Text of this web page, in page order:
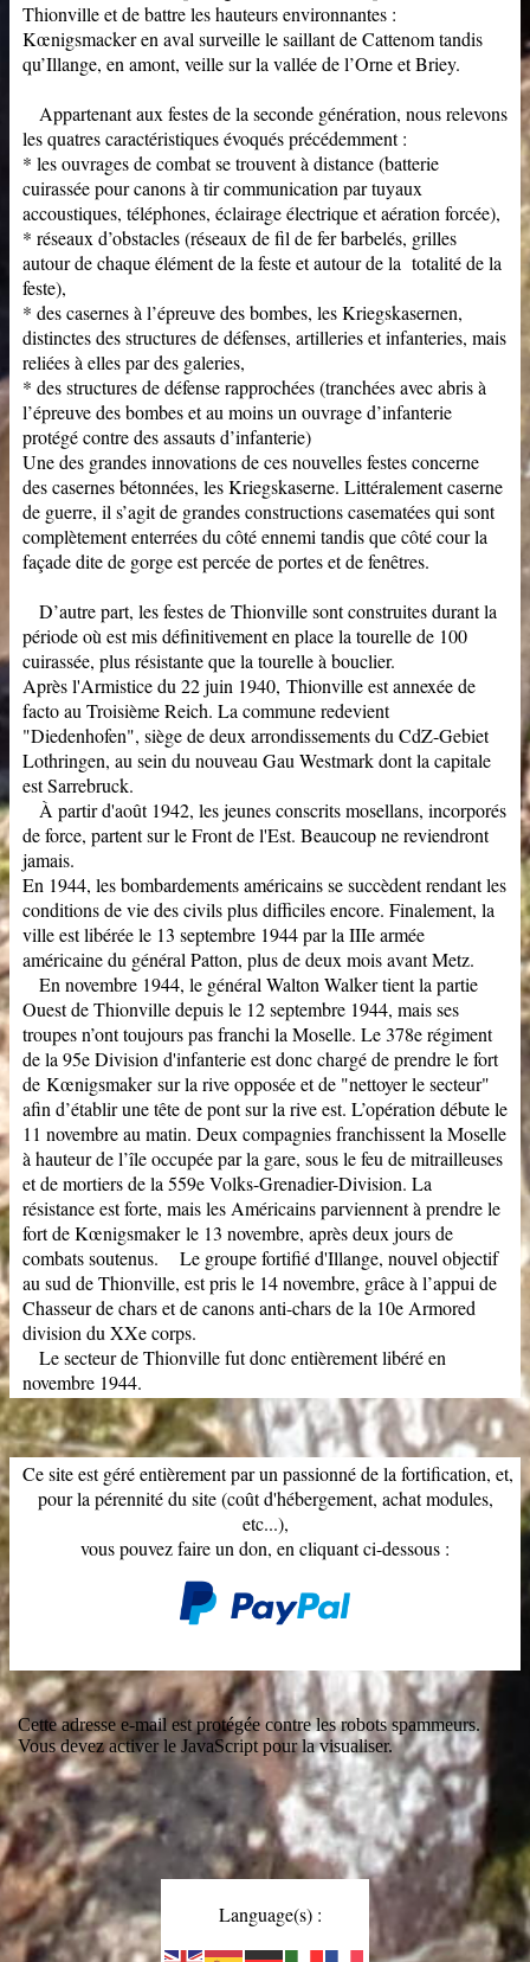
Thionville et de battre les hauteurs environnantes :
Kœnigsmacker en aval surveille le saillant de Cattenom tandis
qu’Illange, en amont, veille sur la vallée de l’Orne et Briey.
Appartenant aux festes de la seconde génération, nous relevons
les quatres caractéristiques évoqués précédemment :
* les ouvrages de combat se trouvent à distance (batterie
cuirassée pour canons à tir communication par tuyaux
accoustiques, téléphones, éclairage électrique et aération forcée),
* réseaux d’obstacles (réseaux de fil de fer barbelés, grilles
autour de chaque élément de la feste et autour de la totalité de la
feste),
* des casernes à l’épreuve des bombes, les Kriegskasernen,
distinctes des structures de défenses, artilleries et infanteries, mais
reliées à elles par des galeries,
* des structures de défense rapprochées (tranchées avec abris à
l’épreuve des bombes et au moins un ouvrage d’infanterie
protégé contre des assauts d’infanterie)
Une des grandes innovations de ces nouvelles festes concerne
des casernes bétonnées, les Kriegskaserne. Littéralement caserne
de guerre, il s’agit de grandes constructions casematées qui sont
complètement enterrées du côté ennemi tandis que côté cour la
façade dite de gorge est percée de portes et de fenêtres.
D’autre part, les festes de Thionville sont construites durant la
période où est mis définitivement en place la tourelle de 100
cuirassée, plus résistante que la tourelle à bouclier.
Après l'Armistice du 22 juin 1940, Thionville est annexée de
facto au Troisième Reich. La commune redevient
"Diedenhofen", siège de deux arrondissements du CdZ-Gebiet
Lothringen, au sein du nouveau Gau Westmark dont la capitale
est Sarrebruck.
À partir d'août 1942, les jeunes conscrits mosellans, incorporés
de force, partent sur le Front de l'Est. Beaucoup ne reviendront
jamais.
En 1944, les bombardements américains se succèdent rendant les
conditions de vie des civils plus difficiles encore. Finalement, la
ville est libérée le 13 septembre 1944 par la IIIe armée
américaine du général Patton, plus de deux mois avant Metz.
En novembre 1944, le général Walton Walker tient la partie
Ouest de Thionville depuis le 12 septembre 1944, mais ses
troupes n’ont toujours pas franchi la Moselle. Le 378e régiment
de la 95e Division d'infanterie est donc chargé de prendre le fort
de Kœnigsmakersur la rive opposée et de "nettoyer le secteur"
afin d’établir une tête de pont sur la rive est. L’opération débute le
11 novembre au matin. Deux compagnies franchissent la Moselle
à hauteur de l’île occupée par la gare, sous le feu de mitrailleuses
et de mortiers de la 559e Volks-Grenadier-Division. La
résistance est forte, mais les Américains parviennent à prendre le
fort de Kœnigsmaker le 13 novembre, après deux jours de
combats soutenus. Le groupe fortifié d'Illange, nouvel objectif
au sud de Thionville, est pris le 14 novembre, grâce à l’appui de
Chasseur de chars et de canons anti-chars de la 10e Armored
division du XXe corps.
Le secteur de Thionville fut donc entièrement libéré en
novembre 1944.
Ce site est géré entièrement par un passionné de la fortification, et,
pour la pérennité du site (coût d'hébergement, achat modules,
etc...),
vous pouvez faire un don, en cliquant ci-dessous :
Cette adresse e-mail est protégée contre les robots spammeurs.
Vous devez activer le JavaScript pour la visualiser.
Language(s) :